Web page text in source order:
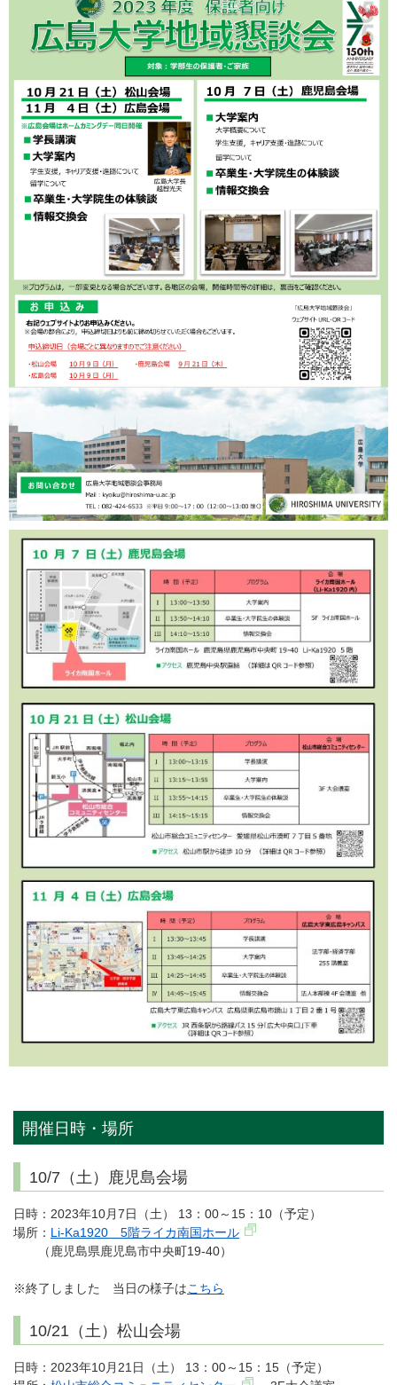
開催日時・場所
10/7（土）鹿児島会場
日時：2023年10月7日（土） 13：00～15：10（予定）
場所： Li-Ka1920 5階ライカ南国ホール
（鹿児島県鹿児島市中央町19-40）
※終了しました 当日の様子はこちら
10/21（土）松山会場
日時：2023年10月21日（土） 13：00～15：15（予定）